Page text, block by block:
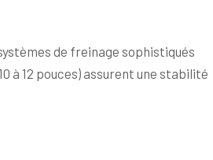
de freinage sophistiqués
à 12 pouces) assurent une stabilité